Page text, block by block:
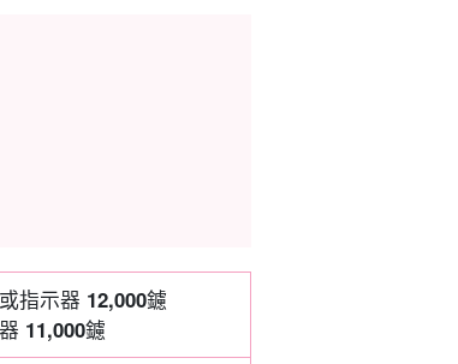
指示器 12,000鑢
11,000鑢